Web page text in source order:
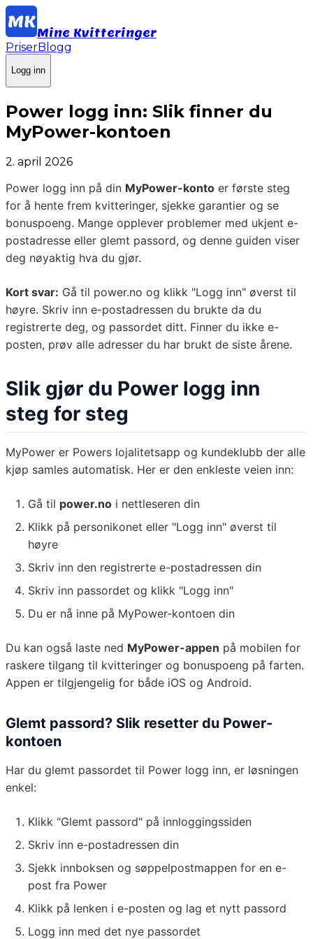
Mine Kvitteringer
PriserBlogg
Logg inn
Power logg inn: Slik finner du
MyPower-kontoen
2. april 2026
Power logg inn på din MyPower-konto er første steg
for å hente frem kvitteringer, sjekke garantier og se
bonuspoeng. Mange opplever problemer med ukjent e-
postadresse eller glemt passord, og denne guiden viser
deg nøyaktig hva du gjør.
Kort svar: Gå til power.no og klikk "Logg inn" øverst til
høyre. Skriv inn e-postadressen du brukte da du
registrerte deg, og passordet ditt. Finner du ikke e-
posten, prøv alle adresser du har brukt de siste årene.
Slik gjør du Power logg inn
steg for steg
MyPower er Powers lojalitetsapp og kundeklubb der alle
kjøp samles automatisk. Her er den enkleste veien inn:
Gå til power.no i nettleseren din
Klikk på personikonet eller "Logg inn" øverst til
høyre
Skriv inn den registrerte e-postadressen din
Skriv inn passordet og klikk "Logg inn"
Du er nå inne på MyPower-kontoen din
Du kan også laste ned MyPower-appen på mobilen for
raskere tilgang til kvitteringer og bonuspoeng på farten.
Appen er tilgjengelig for både iOS og Android.
Glemt passord? Slik resetter du Power-
kontoen
Har du glemt passordet til Power logg inn, er løsningen
enkel:
Klikk "Glemt passord" på innloggingssiden
Skriv inn e-postadressen din
Sjekk innboksen og søppelpostmappen for en e-
post fra Power
Klikk på lenken i e-posten og lag et nytt passord
Logg inn med det nye passordet